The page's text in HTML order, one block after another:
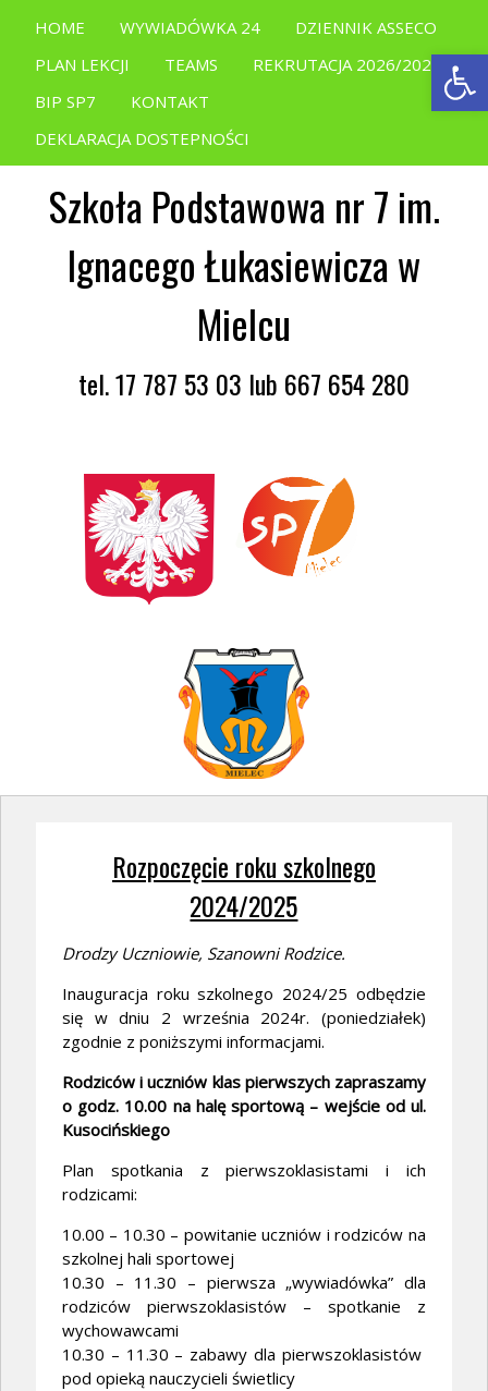
HOME WYWIADÓWKA 24
DZIENNIK ASSECO
PLAN LEKCJI
TEAMS
REKRUTACJA 2026/2027
BIP SP7
KONTAKT
DEKLARACJA DOSTEPNOŚCI
Szkoła Podstawowa nr 7 im.
Ignacego Łukasiewicza w
Mielcu
tel. 17 787 53 03 lub 667 654 280
Rozpoczęcie roku szkolnego
2024/2025
Drodzy Uczniowie, Szanowni Rodzice.
Inauguracja roku szkolnego 2024/25 odbędzie
się w dniu 2 września 2024r. (poniedziałek)
zgodnie z poniższymi informacjami.
Rodziców i uczniów klas pierwszych zapraszamy
o godz. 10.00 na halę sportową – wejście od ul.
Kusocińskiego
Plan spotkania z pierwszoklasistami i ich
rodzicami:
10.00 – 10.30 – powitanie uczniów i rodziców na
szkolnej hali sportowej
10.30 – 11.30 – pierwsza „wywiadówka” dla
rodziców pierwszoklasistów – spotkanie z
wychowawcami
10.30 – 11.30 – zabawy dla pierwszoklasistów
pod opieką nauczycieli świetlicy